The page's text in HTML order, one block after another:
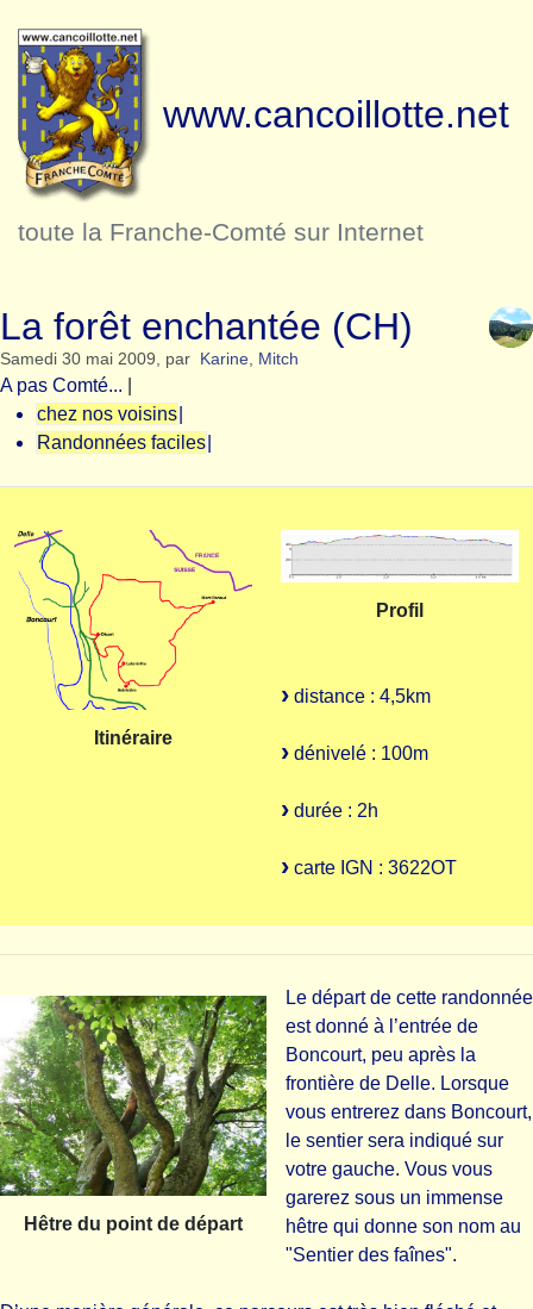
www.cancoillotte.net
toute la Franche-Comté sur Internet
La forêt enchantée (CH)
Samedi 30 mai 2009, par Karine, Mitch
A pas Comté...
chez nos voisins
Randonnées faciles
Itinéraire
Profil
distance : 4,5km
dénivelé : 100m
durée : 2h
carte IGN : 3622OT
Hêtre du point de départ
Le départ de cette randonnée
est donné à l’entrée de
Boncourt, peu après la
frontière de Delle. Lorsque
vous entrerez dans Boncourt,
le sentier sera indiqué sur
votre gauche. Vous vous
garerez sous un immense
hêtre qui donne son nom au
"Sentier des faînes".